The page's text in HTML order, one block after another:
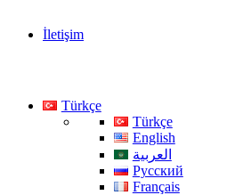
İletişim
Türkçe
Türkçe
English
العربية
Русский
Français